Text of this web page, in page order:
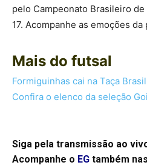
pelo Campeonato Brasileiro
17. Acompanhe as emoções da
Mais do futsal
Formiguinhas cai na Taça
Confira o elenco da seleção
Siga pela transmissão ao
Acompanhe o EG também